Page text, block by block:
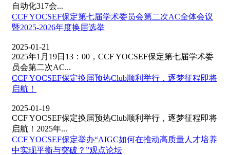
自动化317会...
CCF YOCSEF保定第七届学术委员会第二次AC全体会议
暨2025-2026年度换届选举
2025-01-21
2025年1月19日13：00，CCF YOCSEF保定第七届学术委
员会第二次AC...
CCF YOCSEF保定换届预热Club顺利举行，逐梦征程即将
启航！
2025-01-19
CCF YOCSEF保定换届预热Club顺利举行，逐梦征程即将
启航！2025年...
CCF YOCSEF保定举办“AIGC如何在推动高质量人才培养
中实现平衡与突破？”观点论坛